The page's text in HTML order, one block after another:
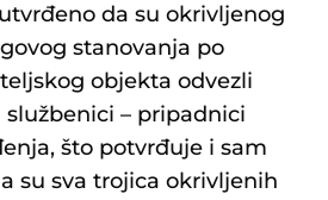
da su okrivljenog
stanovanja po
objekta odvezli
– pripadnici
što potvrđuje i sam
su sva trojica okrivljenih